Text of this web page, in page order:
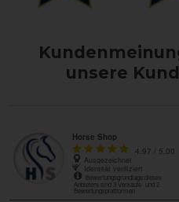
unsere